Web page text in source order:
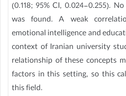
(0.118; 95% CI, 0.024-0.255).
was found. A weak
emotional intelligence and
context of Iranian university
relationship of these concepts
factors in this setting, so this
this field.